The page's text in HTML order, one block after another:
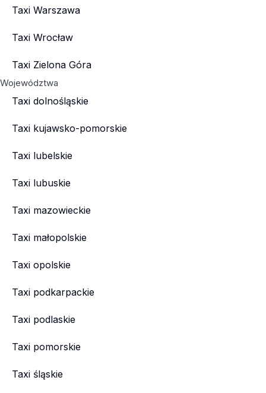
Taxi Warszawa
Taxi Wrocław
Taxi Zielona Góra
Województwa
Taxi dolnośląskie
Taxi kujawsko-pomorskie
Taxi lubelskie
Taxi lubuskie
Taxi mazowieckie
Taxi małopolskie
Taxi opolskie
Taxi podkarpackie
Taxi podlaskie
Taxi pomorskie
Taxi śląskie